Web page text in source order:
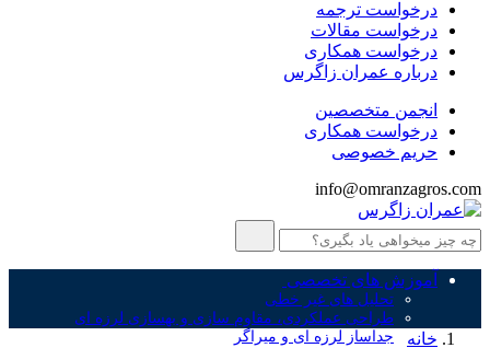
درخواست ترجمه
درخواست مقالات
درخواست همکاری
درباره عمران زاگرس
انجمن متخصصین
درخواست همکاری
حریم خصوصی
info@omranzagros.com
آموزش های تخصصی
تحلیل های غیر خطی
طراحی عملکردی، مقاوم سازی و بهسازی لرزه ای
جداساز لرزه ای و میراگر
خانه